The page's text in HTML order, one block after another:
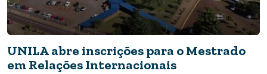
UNILA abre inscrições para o Mestrado
em Relações Internacionais